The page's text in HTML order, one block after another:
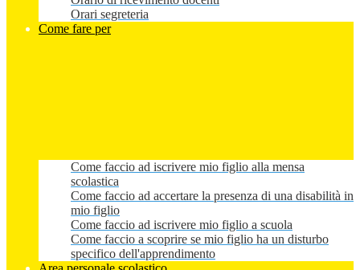
Orari segreteria
Come fare per
Come faccio ad iscrivere mio figlio alla mensa
scolastica
Come faccio ad accertare la presenza di una disabilità in
mio figlio
Come faccio ad iscrivere mio figlio a scuola
Come faccio a scoprire se mio figlio ha un disturbo
specifico dell'apprendimento